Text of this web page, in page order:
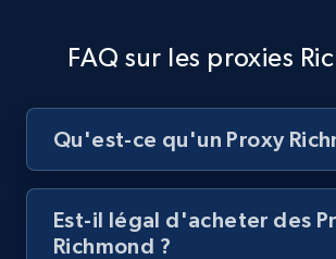
FAQ sur les proxies
Qu'est-ce qu'un Proxy
Est-il légal d'acheter des
Richmond ?